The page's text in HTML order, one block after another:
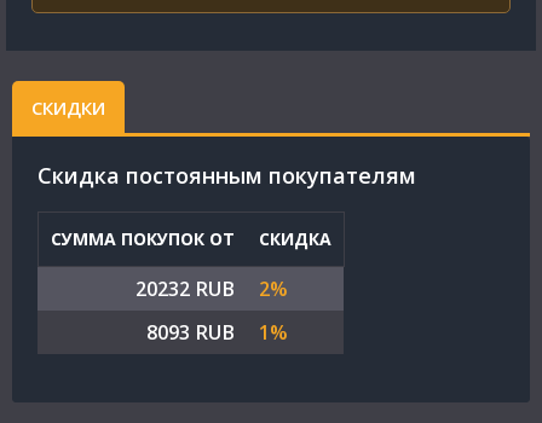
СКИДКИ
Cкидка постоянным покупателям
СУММА ПОКУПОК ОТ СКИДКА
20232 RUB
2%
8093 RUB
1%